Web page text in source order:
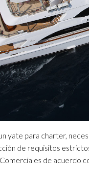
yate para charter,
de requisitos
de acuerdo